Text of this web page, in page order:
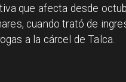
que afecta desde
cuando trató de
a la cárcel de Talca.